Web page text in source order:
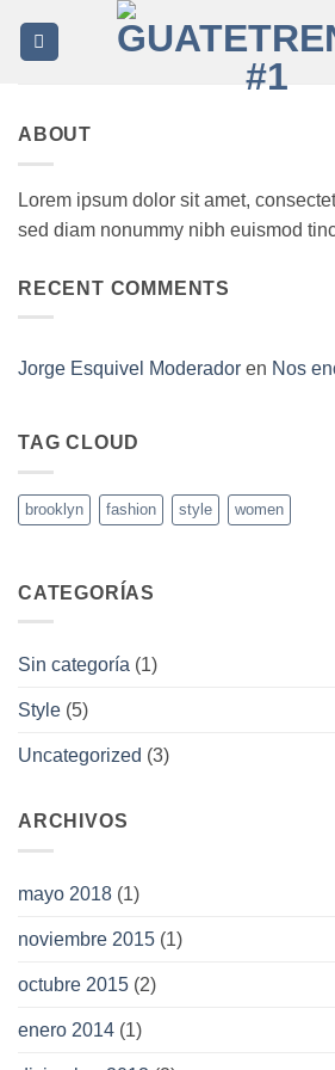
ABOUT
Lorem ipsum dolor sit amet,
sed diam nonummy nibh euismod
RECENT COMMENTS
Jorge Esquivel Moderador en Nos
TAG CLOUD
brooklyn fashion style women
CATEGORÍAS
Sin categoría (1)
Style (5)
Uncategorized (3)
ARCHIVOS
mayo 2018 (1)
noviembre 2015 (1)
octubre 2015 (2)
enero 2014 (1)